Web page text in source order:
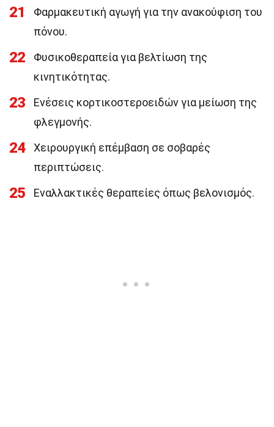
21
Φαρμακευτική αγωγή για την ανακούφιση του
πόνου.
22
Φυσικοθεραπεία για βελτίωση της
κινητικότητας.
23
Ενέσεις κορτικοστεροειδών για μείωση της
φλεγμονής.
24
Χειρουργική επέμβαση σε σοβαρές
περιπτώσεις.
25 Εναλλακτικές θεραπείες όπως βελονισμός.